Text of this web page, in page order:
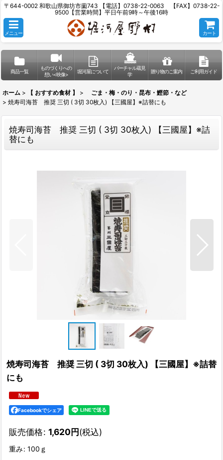
〒644-0002 和歌山県御坊市薗743 【電話】0738-22-0063 【FAX】0738-22-
9500【営業時間】平日午前9時～午後16時
メニュー カート
商品一覧
ものづくりへの
想い<映像>
堀河屋について
バーチャル蔵見
学
贈り物のご案内 ご利用ガイド
ホーム > 【 おすすめ食材 】 >
ごま・梅・のり・昆布・鰹節・など
> 焼寿司海苔 推奨 三切 ( 3切 30枚入) 【三國屋】※詰替にも
焼寿司海苔 推奨 三切 ( 3切 30枚入) 【三國屋】※詰
替にも
焼寿司海苔 推奨 三切 ( 3切 30枚入) 【三國屋】※詰替
にも
Facebookでシェア
販売価格: 1,620円(税込)
重み: 100ｇ